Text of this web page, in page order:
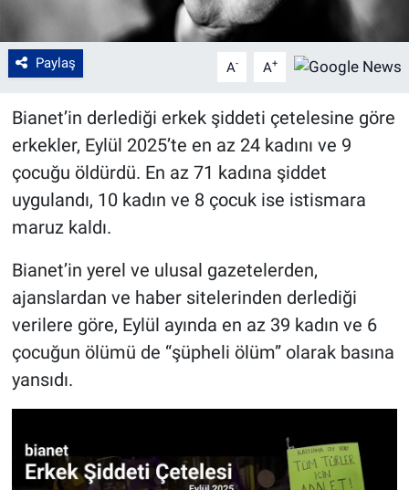
Paylaş A- A+
Bianet’in derlediği erkek şiddeti çetelesine göre
erkekler, Eylül 2025’te en az 24 kadını ve 9
çocuğu öldürdü. En az 71 kadına şiddet
uygulandı, 10 kadın ve 8 çocuk ise istismara
maruz kaldı.
Bianet’in yerel ve ulusal gazetelerden,
ajanslardan ve haber sitelerinden derlediği
verilere göre, Eylül ayında en az 39 kadın ve 6
çocuğun ölümü de “şüpheli ölüm” olarak basına
yansıdı.